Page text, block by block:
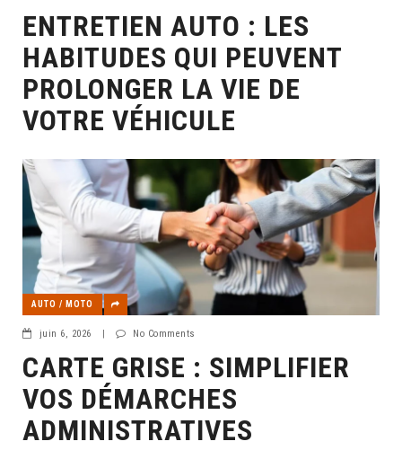
ENTRETIEN AUTO : LES
HABITUDES QUI PEUVENT
PROLONGER LA VIE DE
VOTRE VÉHICULE
AUTO / MOTO
juin 6, 2026 No Comments
CARTE GRISE : SIMPLIFIER
VOS DÉMARCHES
ADMINISTRATIVES